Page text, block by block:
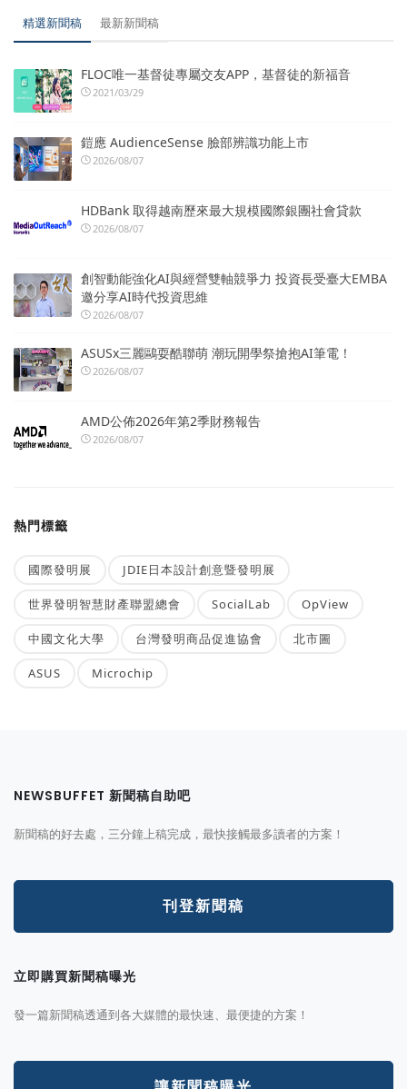
精選新聞稿 最新新聞稿
FLOC唯一基督徒專屬交友APP，基督徒的新福音
2021/03/29
鎧應 AudienceSense 臉部辨識功能上市
2026/08/07
HDBank 取得越南歷來最大規模國際銀團社會貸款
2026/08/07
創智動能強化AI與經營雙軸競爭力 投資長受臺大EMBA
邀分享AI時代投資思維
2026/08/07
ASUSx三麗鷗耍酷聯萌 潮玩開學祭搶抱AI筆電！
2026/08/07
AMD公佈2026年第2季財務報告
2026/08/07
熱門標籤
國際發明展 JDIE日本設計創意暨發明展
世界發明智慧財產聯盟總會 SocialLab OpView
中國文化大學 台灣發明商品促進協會 北市圖
ASUS Microchip
NEWSBUFFET 新聞稿自助吧
新聞稿的好去處，三分鐘上稿完成，最快接觸最多讀者的方案！
刊登新聞稿
立即購買新聞稿曝光
發一篇新聞稿透通到各大媒體的最快速、最便捷的方案！